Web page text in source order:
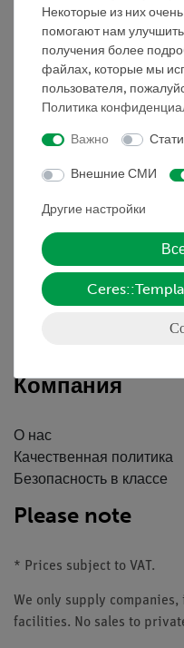
Информация
Контактное лицо
Условия сотрудничества
Вводные данные
Обслуживание
Краткий обзор услуг
Скачать
Каталоги
Компания
О нас
Качественная политика
Безопасность в классе
Please note
* Prices subject to VAT.
We only supply
facilities. No sales to
Некоторые из них
помогают нам
получения более
файлах, которые мы
пользователя,
Политика
Важно
Внешние СМИ
Другие настройки